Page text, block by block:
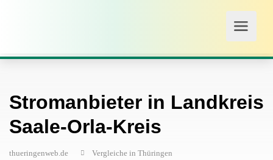
Stromanbieter in Landkreis
Saale-Orla-Kreis
thueringenweb.de Vergleiche in Thüringen